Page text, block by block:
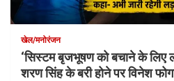
खेल/मनोरंजन
‘सिस्टम बृजभूषण को बचाने के
शरण सिंह के बरी होने पर विनेश